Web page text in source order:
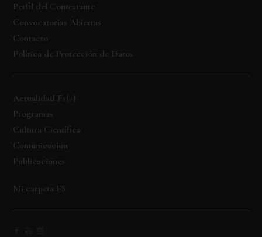
Perfil del Contratante
Convocatorias Abiertas
Contacto
Política de Protección de Datos
Actualidad Fs(+)
Programas
Cultura Científica
Comunicación
Publicaciones
Mi carpeta FS